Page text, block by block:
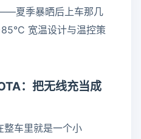
夏季暴晒后上车那几
宽温设计与温控策
：把无线充当成
车里就是一个小